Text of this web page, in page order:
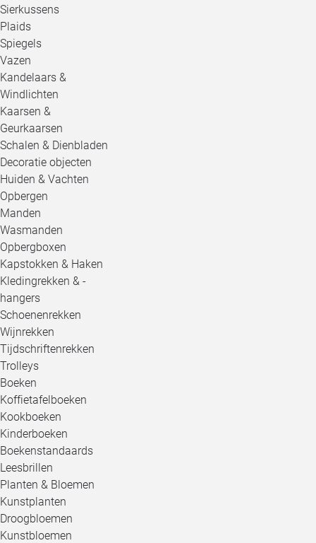
Sierkussens
Plaids
Spiegels
Vazen
Kandelaars &
Windlichten
Kaarsen &
Geurkaarsen
Schalen & Dienbladen
Decoratie objecten
Huiden & Vachten
Opbergen
Manden
Wasmanden
Opbergboxen
Kapstokken & Haken
Kledingrekken & -
hangers
Schoenenrekken
Wijnrekken
Tijdschriftenrekken
Trolleys
Boeken
Koffietafelboeken
Kookboeken
Kinderboeken
Boekenstandaards
Leesbrillen
Planten & Bloemen
Kunstplanten
Droogbloemen
Kunstbloemen